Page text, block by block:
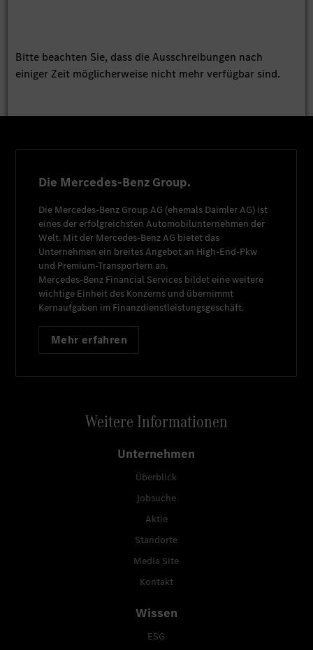
Bitte beachten Sie, dass die Ausschreibungen nach
einiger Zeit möglicherweise nicht mehr verfügbar sind.
Die Mercedes-Benz Group.
Die Mercedes-Benz Group AG (ehemals Daimler AG) ist
eines der erfolgreichsten Automobilunternehmen der
Welt. Mit der Mercedes-Benz AG bietet das
Unternehmen ein breites Angebot an High-End-Pkw
und Premium-Transportern an.
Mercedes-Benz Financial Services bildet eine weitere
wichtige Einheit des Konzerns und übernimmt
Kernaufgaben im Finanzdienstleistungsgeschäft.
Mehr erfahren
Weitere Informationen
Unternehmen
Überblick
Jobsuche
Aktie
Standorte
Media Site
Kontakt
Wissen
ESG